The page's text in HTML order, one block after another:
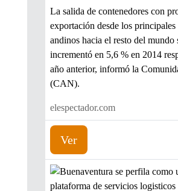
La salida de contenedores con
exportación desde los principales
andinos hacia el resto del mundo
incrementó en 5,6 % en 2014
año anterior, informó la
(CAN).
elespectador.com
Ver